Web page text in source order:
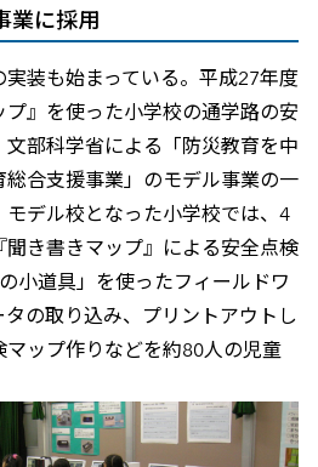
業に採用
装も始まっている。平成27年度
』を使った小学校の通学路の安
部科学省による「防災教育を中
合支援事業」のモデル事業の一
デル校となった小学校では、4
き書きマップ』による安全点検
小道具」を使ったフィールドワ
の取り込み、プリントアウトし
ップ作りなどを約80人の児童